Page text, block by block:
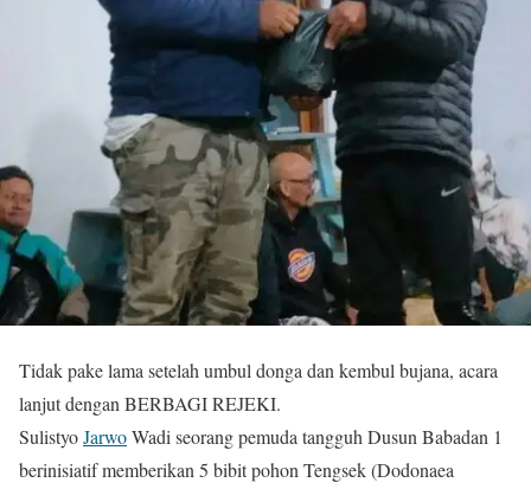
Tidak pake lama setelah umbul donga dan kembul bujana, acara
lanjut dengan BERBAGI REJEKI.
SulistyoJarwoWadi seorang pemuda tangguh Dusun Babadan 1
berinisiatif memberikan 5 bibit pohon Tengsek (Dodonaea